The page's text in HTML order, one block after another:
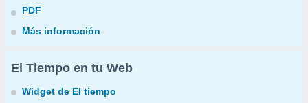
PDF
Más información
El Tiempo en tu Web
Widget de El tiempo